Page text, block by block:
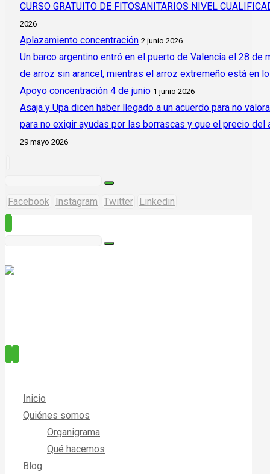
CURSO GRATUITO DE FITOSANITARIOS NIVEL
2026
Aplazamiento concentración 2 junio 2026
Un barco argentino entró en el puerto de Valencia el 28 de
de arroz sin arancel, mientras el arroz extremeño está en
Apoyo concentración 4 de junio 1 junio 2026
Asaja y Upa dicen haber llegado a un acuerdo para no
para no exigir ayudas por las borrascas y que el precio
29 mayo 2026
Facebook Instagram Twitter Linkedin
Inicio
Quiénes somos
Organigrama
Qué hacemos
Blog